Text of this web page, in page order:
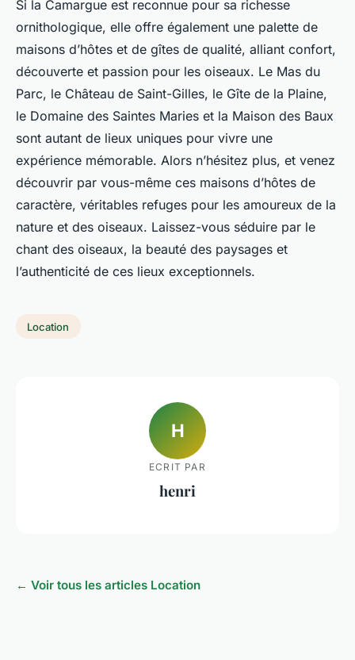
Si la Camargue est reconnue pour sa richesse
ornithologique, elle offre également une palette de
maisons d’hôtes et de gîtes de qualité, alliant confort,
découverte et passion pour les oiseaux. Le Mas du
Parc, le Château de Saint-Gilles, le Gîte de la Plaine,
le Domaine des Saintes Maries et la Maison des Baux
sont autant de lieux uniques pour vivre une
expérience mémorable. Alors n’hésitez plus, et venez
découvrir par vous-même ces maisons d’hôtes de
caractère, véritables refuges pour les amoureux de la
nature et des oiseaux. Laissez-vous séduire par le
chant des oiseaux, la beauté des paysages et
l’authenticité de ces lieux exceptionnels.
Location
H
ECRIT PAR
henri
← Voir tous les articles Location